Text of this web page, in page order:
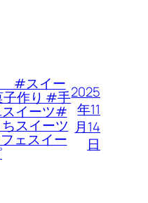
イー
作り #手
イーツ#
スイーツ
ェスイー
2025
年11
月14
日